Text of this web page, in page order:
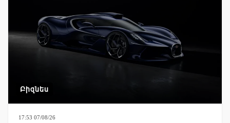
Բիզնես
17:53 07/08/26